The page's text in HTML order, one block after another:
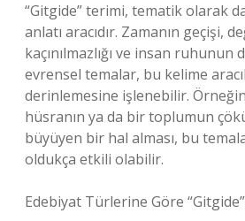
“Gitgide” terimi, tematik olarak
anlatı aracıdır. Zamanın geçişi,
kaçınılmazlığı ve insan
evrensel temalar, bu kelime
derinlemesine işlenebilir. Örneğin,
hüsranın ya da bir toplumun
büyüyen bir hal alması, bu
oldukça etkili olabilir.
Edebiyat Türlerine Göre